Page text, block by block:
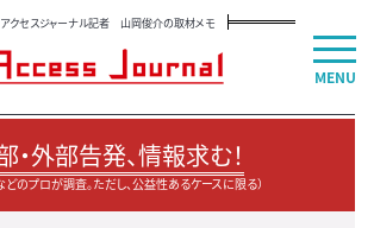
アクセスジャーナル記者 山岡俊介の取材メモ
・外部告発、情報求む！
どのプロが調査。ただし、公益性あるケースに限る）
MENU